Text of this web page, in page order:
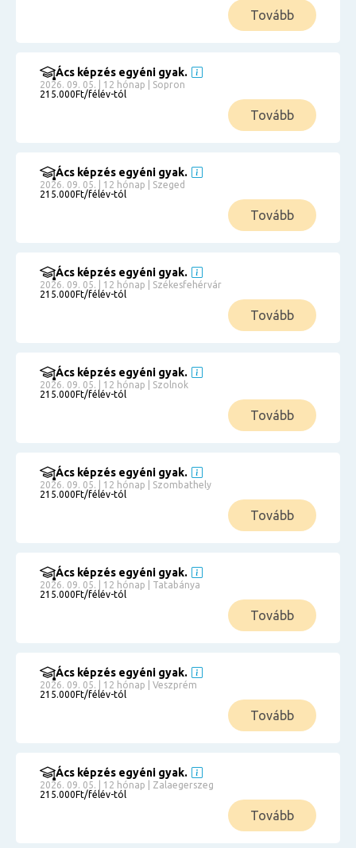
Tovább
Ács képzés egyéni gyak.
2026. 09. 05. | 12 hónap | Sopron
215.000Ft/félév-tól
Tovább
Ács képzés egyéni gyak.
2026. 09. 05. | 12 hónap | Szeged
215.000Ft/félév-tól
Tovább
Ács képzés egyéni gyak.
2026. 09. 05. | 12 hónap | Székesfehérvár
215.000Ft/félév-tól
Tovább
Ács képzés egyéni gyak.
2026. 09. 05. | 12 hónap | Szolnok
215.000Ft/félév-tól
Tovább
Ács képzés egyéni gyak.
2026. 09. 05. | 12 hónap | Szombathely
215.000Ft/félév-tól
Tovább
Ács képzés egyéni gyak.
2026. 09. 05. | 12 hónap | Tatabánya
215.000Ft/félév-tól
Tovább
Ács képzés egyéni gyak.
2026. 09. 05. | 12 hónap | Veszprém
215.000Ft/félév-tól
Tovább
Ács képzés egyéni gyak.
2026. 09. 05. | 12 hónap | Zalaegerszeg
215.000Ft/félév-tól
Tovább